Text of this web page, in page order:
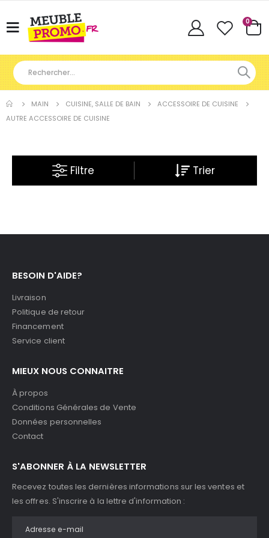
Basculer
Cart
0
MAIN CUISINE, SALLE DE BAIN
ACCESSOIRE DE CUISINE
AUTRE ACCESSOIRE DE CUISINE
Filtre
BESOIN D'AIDE?
Livraison
Politique de retour
Financement
Service client
MIEUX NOUS CONNAITRE
À propos
Conditions Générales de Vente
Données personnelles
Contact
S'ABONNER À LA NEWSLETTER
Recevez toutes les dernières informations sur les ventes et
les offres. S'inscrire à la lettre d'information :